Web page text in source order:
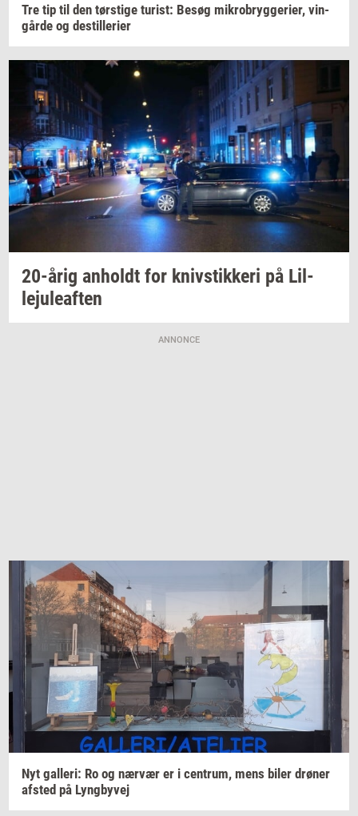
Tre tip til den tørsti­ge turist: Besøg mi­kro­bryg­ge­ri­er, vin­
går­de og destil­le­ri­er
20-årig an­holdt for kniv­stik­ke­ri på Lil­
leju­le­af­ten
ANNONCE
Nyt gal­le­ri: Ro og nær­vær er i cen­trum, mens biler drø­ner
af­sted på Lyng­by­vej